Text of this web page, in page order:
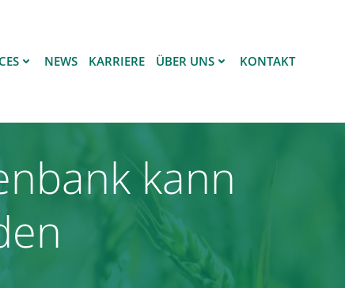
NEWS KARRIERE ÜBER UNS KONTAKT
kann